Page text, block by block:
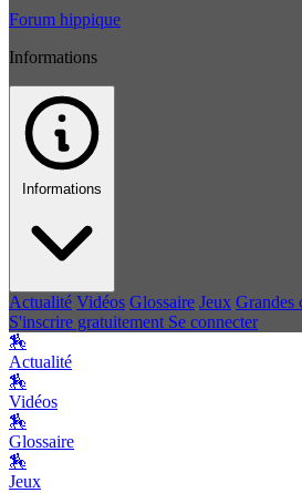
Forum hippique
Informations
Informations
Actualité Vidéos Glossaire Jeux Grandes
S'inscrire gratuitement Se connecter
🏇
Actualité
🏇
Vidéos
🏇
Glossaire
🏇
Jeux